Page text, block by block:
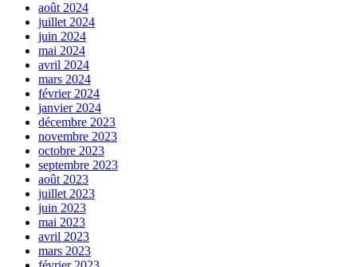
août 2024
juillet 2024
juin 2024
mai 2024
avril 2024
mars 2024
février 2024
janvier 2024
décembre 2023
novembre 2023
octobre 2023
septembre 2023
août 2023
juillet 2023
juin 2023
mai 2023
avril 2023
mars 2023